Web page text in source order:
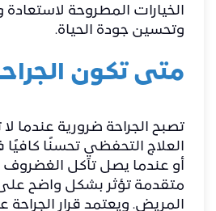
الخيارات المطروحة
وتحسين جودة الحياة.
متى تكون
تصبح الجراحة ضرورية عندما
العلاج التحفظي تحسنًا كافيًا
أو عندما يصل تآكل الغضروف
متقدمة تؤثر بشكل واضح
المريض. ويعتمد قرار